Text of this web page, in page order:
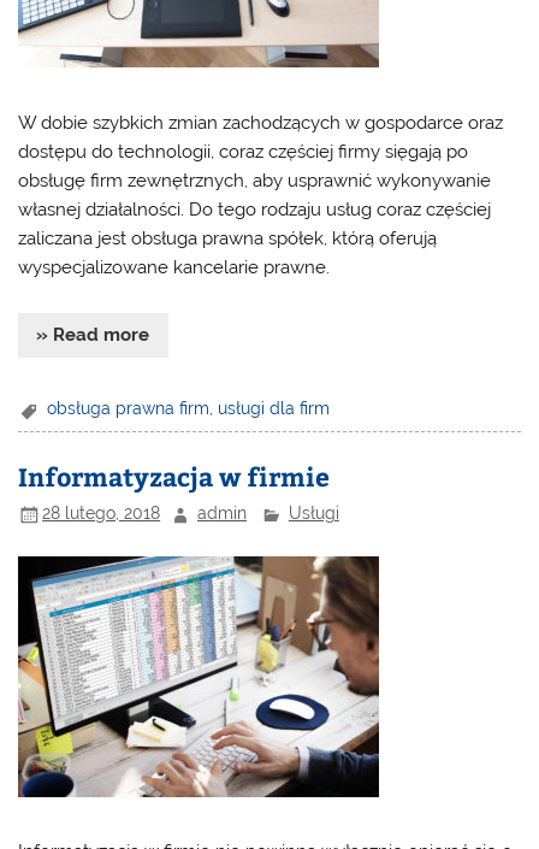
W dobie szybkich zmian zachodzących w gospodarce oraz
dostępu do technologii, coraz częściej firmy sięgają po
obsługę firm zewnętrznych, aby usprawnić wykonywanie
własnej działalności. Do tego rodzaju usług coraz częściej
zaliczana jest obsługa prawna spółek, którą oferują
wyspecjalizowane kancelarie prawne.
» Read more
obsługa prawna firm usługi dla firm
Informatyzacja w firmie
28 lutego, 2018 admin Usługi